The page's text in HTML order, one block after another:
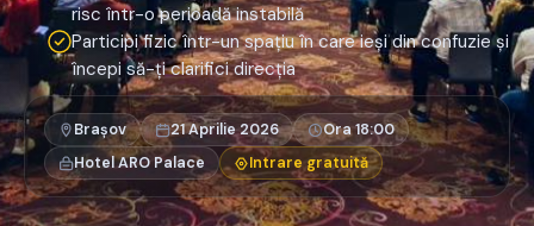
risc într-o perioadă instabilă
Participi fizic într-un spațiu în care ieși din confuzie și
începi să-ți clarifici direcția
Brașov 21 Aprilie 2026
Ora 18:00
Hotel ARO Palace
Intrare gratuită